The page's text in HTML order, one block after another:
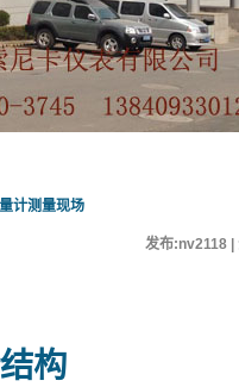
计测量现场
发布:nv2118 |
构